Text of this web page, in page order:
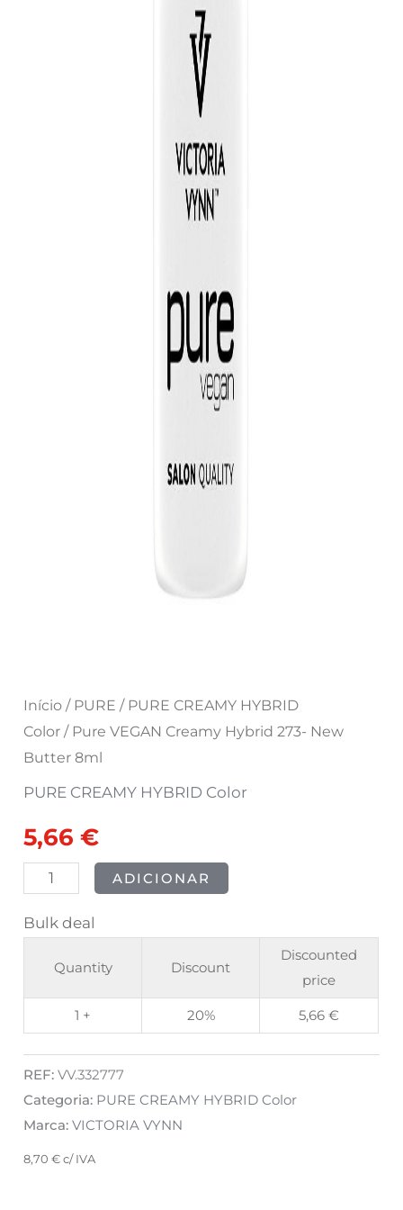
Início / PURE / PURE CREAMY HYBRID
Color / Pure VEGAN Creamy Hybrid 273- New
Butter 8ml
PURE CREAMY HYBRID Color
5,66€
ADICIONAR
Bulk deal
Quantity Discount
Discounted
price
1 + 20% 5,66€
REF:VV.332777
Categoria: PURE CREAMY HYBRID Color
Marca:VICTORIA VYNN
8,70€ c/ IVA